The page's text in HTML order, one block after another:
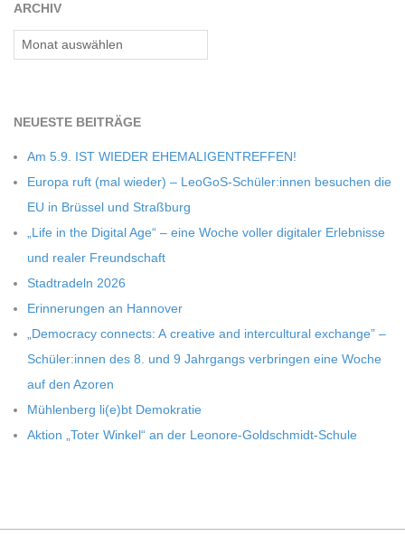
ARCHIV
Archiv
NEU­ESTE BEITRÄGE
Am 5.9. IST WIEDER EHEMALIGENTREFFEN!
Europa ruft (mal wie­der) – LeoGoS-Schüler:innen besu­chen die
EU in Brüs­sel und Straßburg
„Life in the Digi­tal Age“ – eine Woche vol­ler digi­ta­ler Erleb­nisse
und rea­ler Freundschaft
Stadt­ra­deln 2026
Erin­ne­run­gen an Hannover
„Demo­cracy con­nects: A crea­tive and inter­cul­tu­ral exch­ange” –
Schüler:innen des 8. und 9 Jahr­gangs ver­brin­gen eine Woche
auf den Azoren
Müh­len­berg li(e)bt Demokratie
Aktion „Toter Win­kel“ an der Leonore-Goldschmidt-Schule